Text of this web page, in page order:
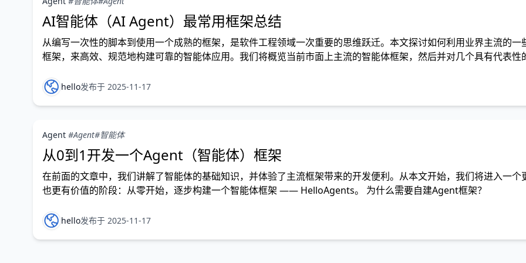
AI智能体（AI Agent）最常用框架总结
从编写一次性的脚本到使用一个成熟的框架，是软件工程领域一次重要的思维跃迁。本文探讨如何利用业界主流的一
框架，来高效、规范地构建可靠的智能体应用。我们将概览当前市面上主流的智能体框架，然后并对几个具有代表性
hello发布于 2025-11-17
Agent #Agent#智能体
从0到1开发一个Agent（智能体）框架
在前面的文章中，我们讲解了智能体的基础知识，并体验了主流框架带来的开发便利。从本文开始，我们将进入一个
也更有价值的阶段：从零开始，逐步构建一个智能体框架 —— HelloAgents。 为什么需要自建Agent框架？
hello发布于 2025-11-17